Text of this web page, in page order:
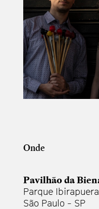
Onde
Pavilhão da
Parque
São Paulo - SP